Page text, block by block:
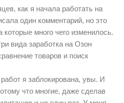
как я начала работать на
один комментарий, но это
много чего изменилось.
вида заработка на Озон
товаров и поиск
я заблокирована, увы. И
что многие, даже сделав